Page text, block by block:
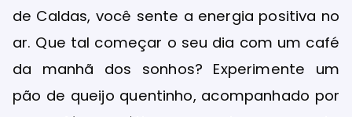
de Caldas, você sente a energia positiva no
ar. Que tal começar o seu dia com um café
da manhã dos sonhos? Experimente um
pão de queijo quentinho, acompanhado por